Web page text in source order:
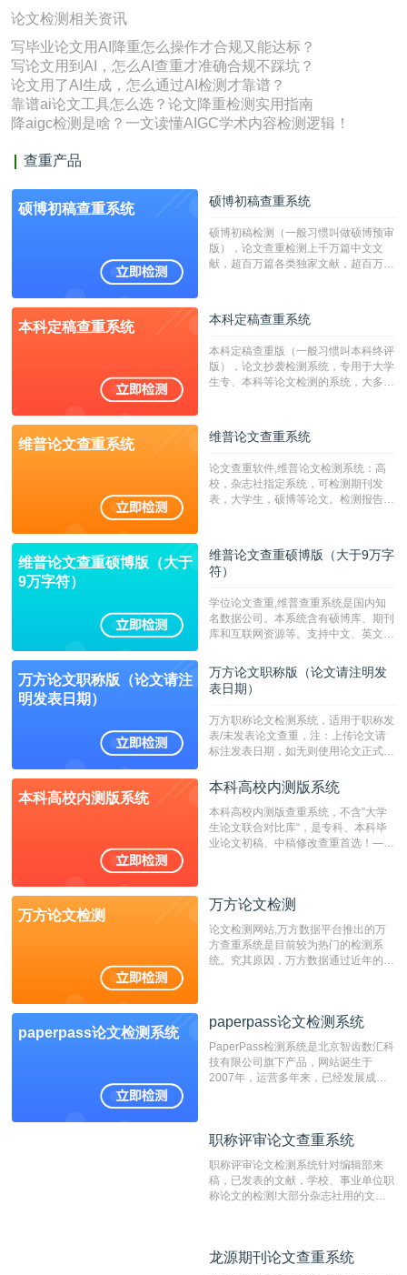
论文检测相关资讯
写毕业论文用AI降重怎么操作才合规又能达标？
写论文用到AI，怎么AI查重才准确合规不踩坑？
论文用了AI生成，怎么通过AI检测才靠谱？
靠谱ai论文工具怎么选？论文降重检测实用指南
降aigc检测是啥？一文读懂AIGC学术内容检测逻辑！
查重产品
硕博初稿查重系统 硕博初稿查重系统
硕博初稿检测（一般习惯叫做硕博预审
版），论文查重检测上千万篇中文文
献，超百万篇各类独家文献，超百万港
校用来检测硕博论文的系统，检测范围
广，数据来源真实，检测算法合理!本
字符数30万）
本科定稿查重系统 本科定稿查重系统
本科定稿查重版（一般习惯叫本科终评
版），论文抄袭检测系统，专用于大学
生专、本科等论文检测的系统，大多数
维普论文查重系统 维普论文查重系统
论文查重软件,维普论文检测系统：高
校，杂志社指定系统，可检测期刊发
表，大学生，硕博等论文。检测报告支
维普论文查重硕博版（大于
9万字符）
维普论文查重硕博版（大于9万字
符）
学位论文查重,维普查重系统是国内知
名数据公司。本系统含有硕博库、期刊
库和互联网资源等。支持中文、英文、
定院校！！！
万方论文职称版（论文请注
明发表日期）
万方论文职称版（论文请注明发
表日期）
万方职称论文检测系统，适用于职称发
表/未发表论文查重，注：上传论文请
标注发表日期，如无则使用论文正式发
成时间作为发表日期。
本科高校内测版系统
本科高校内测版系统
本科高校内测版查重系统，不含”大学
生论文联合对比库“，是专科、本科毕
业论文初稿、中稿修改查重首选！——
万方论文检测
万方论文检测
论文检测网站,万方数据平台推出的万
方查重系统是目前较为热门的检测系
统。究其原因，万方数据通过近年的发
非。其次，相对于知网而言，万方检测
重的推荐系统。
paperpass论文检测系统
paperpass论文检测系统
PaperPass检测系统是北京智齿数汇科
技有限公司旗下产品，网站诞生于
2007年，运营多年来，已经发展成为
检测速度快、精度高，市场反映良好。
职称评审论文查重系统
职称评审论文检测系统针对编辑部来
稿，已发表的文献，学校、事业单位职
称论文的检测!大部分杂志社用的文献
编辑部检测来稿和已发表的文献,检测
龙源期刊论文查重系统